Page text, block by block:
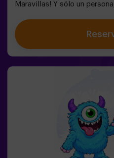
Maravillas! Y sólo un
tendrás que resolver los
Jardín Secreto de la Reina.
emprender el viaje más